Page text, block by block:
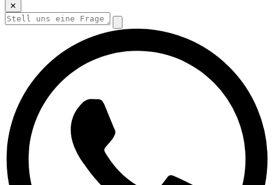
✕
Hey! Ich bin der digitale Assistent von createbetter.digital — eine
KI, kein Mensch. Bei konkreten Fragen verbinde ich euch weiter.
Was beschäftigt euch gerade – mehr Anfragen, Abläufe
automatisieren, oder was anderes?